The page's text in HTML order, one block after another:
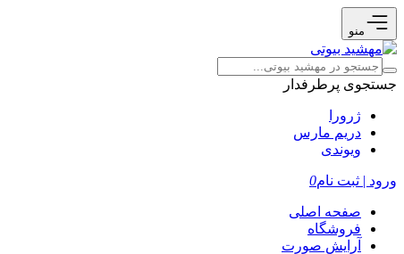
منو
جستجوی پرطرفدار
ژرورا
دریم مارس
ویوندی
ورود | ثبت نام0
صفحه اصلی
فروشگاه
آرایش صورت